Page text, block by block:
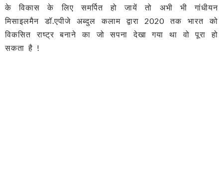
के विकास के लिए समर्पित हो जायें तो अभी भी गांधीयन
मिसाइलमैन डॉ.एपीजे अब्दुल कलाम द्वारा 2020 तक भारत को
विकसित राष्ट्र बनाने का जो सपना देखा गया था वो पूरा हो
सकता है !